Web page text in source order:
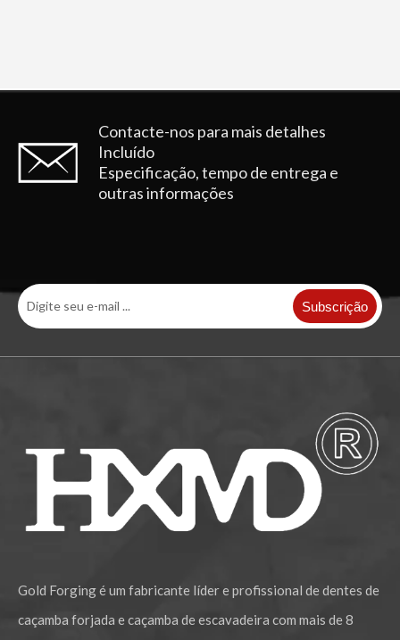
Contacte-nos para mais detalhes
Incluído
Especificação, tempo de entrega e
outras informações
Subscrição
Gold Forging é um fabricante líder e profissional de dentes de
caçamba forjada e caçamba de escavadeira com mais de 8